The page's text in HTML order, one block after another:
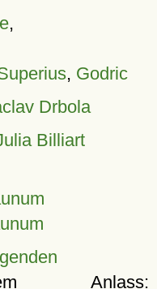
,
, Godric
Drbola
Billiart
Anlass: